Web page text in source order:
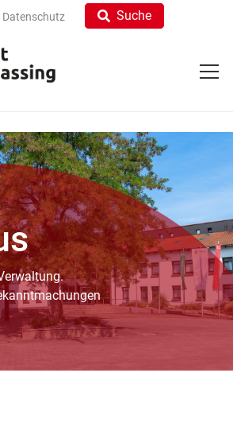
Datenschutz Suche